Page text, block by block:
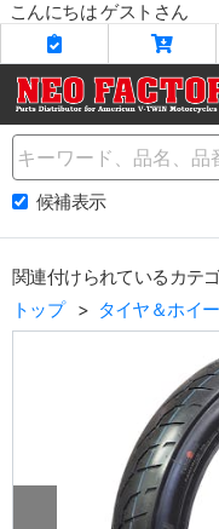
こんにちは ゲストさん
Name
候補表示
関連付けられているカテ
トップ
タイヤ＆ホイ